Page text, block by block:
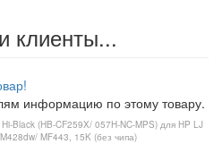
клиенты...
информацию по этому товару.
Black (HB-CF259X/ 057H-NC-MPS) для HP LJ
MF443, 15K (без чипа)